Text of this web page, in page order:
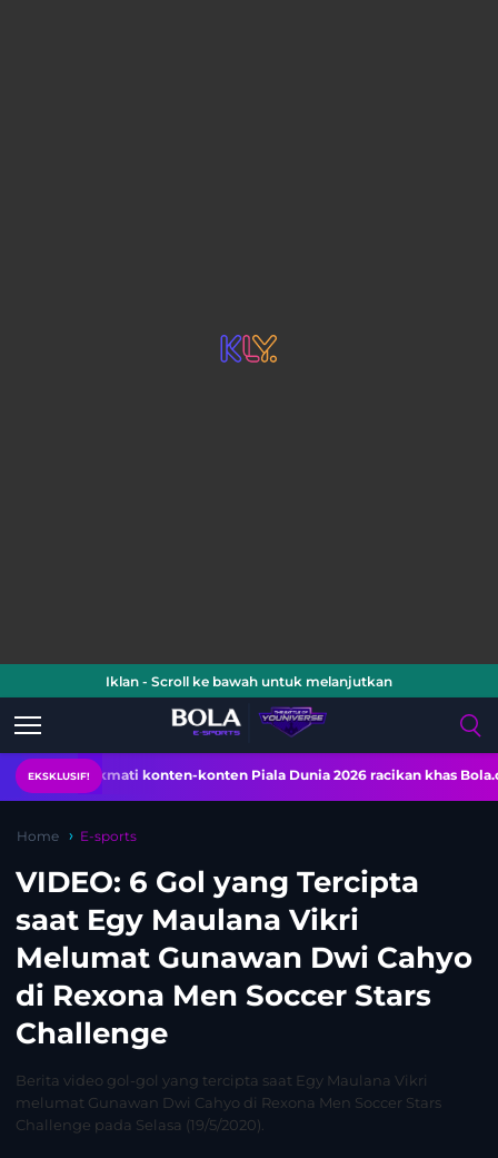
Iklan - Scroll ke bawah untuk melanjutkan
EKSKLUSIF!
Nikmati konten-konten Piala Dunia 2026 racikan khas Bola.com.
Home E-sports
VIDEO: 6 Gol yang Tercipta
saat Egy Maulana Vikri
Melumat Gunawan Dwi Cahyo
di Rexona Men Soccer Stars
Challenge
Berita video gol-gol yang tercipta saat Egy Maulana Vikri
melumat Gunawan Dwi Cahyo di Rexona Men Soccer Stars
Challenge pada Selasa (19/5/2020).